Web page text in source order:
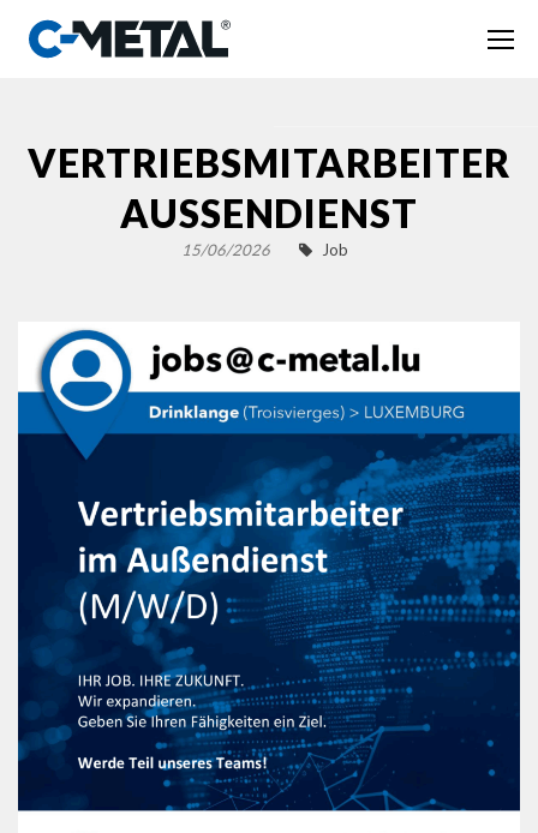
VERTRIEBSMITARBEITER
AUSSENDIENST
15/06/2026 Job